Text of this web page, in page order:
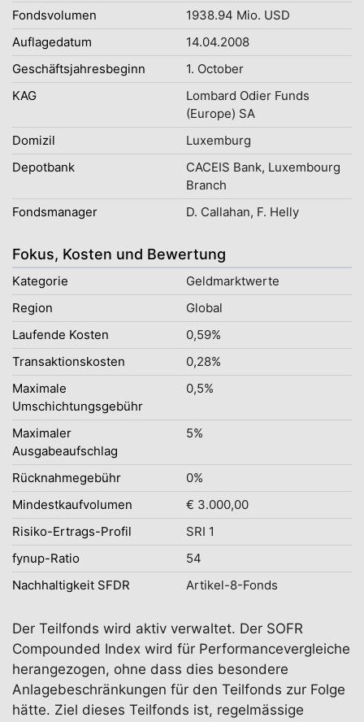
Fondsvolumen
1938.94 Mio. USD
Auflagedatum
14.04.2008
Geschäftsjahresbeginn
1. October
KAG
Lombard Odier Funds
(Europe) SA
Domizil
Luxemburg
Depotbank
CACEIS Bank, Luxembourg
Branch
Fondsmanager
D. Callahan, F. Helly
Fokus, Kosten und Bewertung
Kategorie
Geldmarktwerte
Region
Global
Laufende Kosten
0,59%
Transaktionskosten
0,28%
Maximale
Umschichtungsgebühr
0,5%
Maximaler
Ausgabeaufschlag
5%
Rücknahmegebühr
0%
Mindestkaufvolumen
€ 3.000,00
Risiko-Ertrags-Profil
SRI 1
fynup-Ratio
54
Nachhaltigkeit SFDR
Artikel-8-Fonds
Der Teilfonds wird aktiv verwaltet. Der SOFR
Compounded Index wird für Performancevergleiche
herangezogen, ohne dass dies besondere
Anlagebeschränkungen für den Teilfonds zur Folge
hätte. Ziel dieses Teilfonds ist, regelmässige